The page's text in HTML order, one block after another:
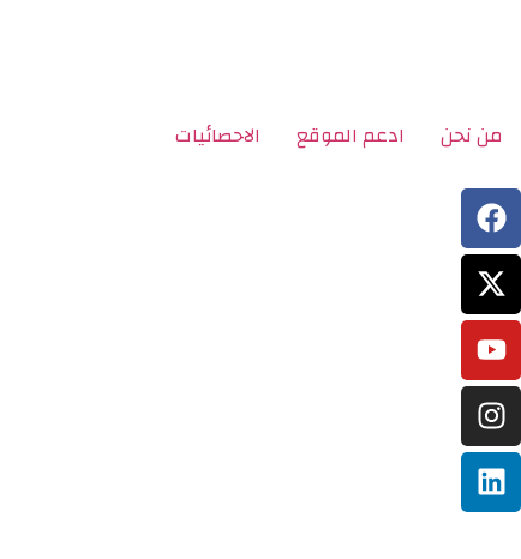
من نحن ادعم الموقع الاحصائيات